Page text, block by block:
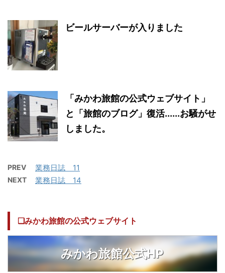
ビールサーバーが入りました
「みかわ旅館の公式ウェブサイト」
と「旅館のブログ」復活......お騒がせ
しました。
PREV 業務日誌 11
NEXT 業務日誌 14
❏みかわ旅館の公式ウェブサイト
みかわ旅館公式HP